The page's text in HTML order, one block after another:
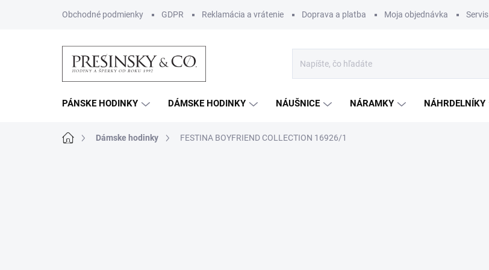
Obchodné podmienky GDPR Reklamácia a vrátenie Doprava a platba Moja objednávka Servis
PÁNSKE HODINKY DÁMSKE HODINKY NÁUŠNICE NÁRAMKY NÁHRDELNÍKY
DomovDámske hodinky FESTINA BOYFRIEND COLLECTION 16926/1